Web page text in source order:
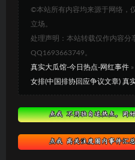
©本站所有内容均来源于网络，
立场。
处理声明：本站转载仅作内容分
QQ1693663749。
真实大瓜馆-今日热点-网红事件 »
女排(中国排协回应争议文章) 真